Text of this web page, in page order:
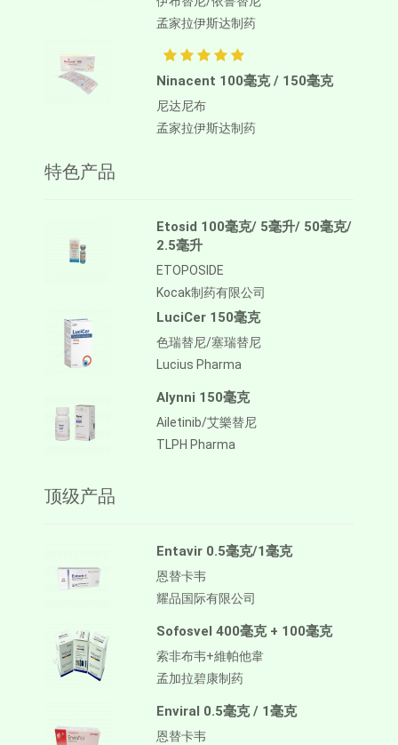
孟家拉伊斯达制药
Ninacent 100毫克 / 150毫克
尼达尼布
孟家拉伊斯达制药
特色产品
Etosid 100毫克/ 5毫升/ 50毫克/
2.5毫升
ETOPOSIDE
Kocak制药有限公司
LuciCer 150毫克
色瑞替尼/塞瑞替尼
Lucius Pharma
Alynni 150毫克
Ailetinib/艾樂替尼
TLPH Pharma
顶级产品
Entavir 0.5毫克/1毫克
恩替卡韦
耀品国际有限公司
Sofosvel 400毫克 + 100毫克
索非布韦+維帕他韋
孟加拉碧康制药
Enviral 0.5毫克 / 1毫克
恩替卡韦